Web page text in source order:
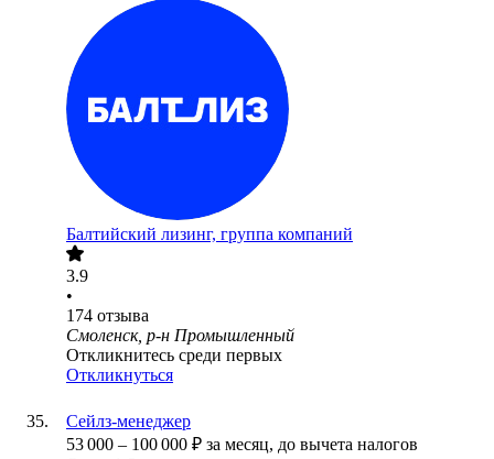
Балтийский лизинг, группа компаний
3.9
•
174 отзыва
Смоленск, р-н Промышленный
Откликнитесь среди первых
Откликнуться
Сейлз-менеджер
53 000 – 100 000 ₽ за месяц, до вычета налогов